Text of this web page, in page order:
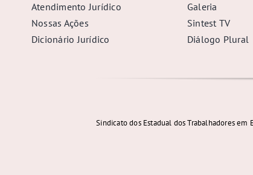
Atendimento Jurídico
Nossas Ações
Dicionário Jurídico
Galeria
Sintest TV
Diálogo Plural
Sindicato dos Estadual dos Trabalhadores em